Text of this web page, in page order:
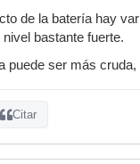
de la batería hay
bastante fuerte.
puede ser más
Citar